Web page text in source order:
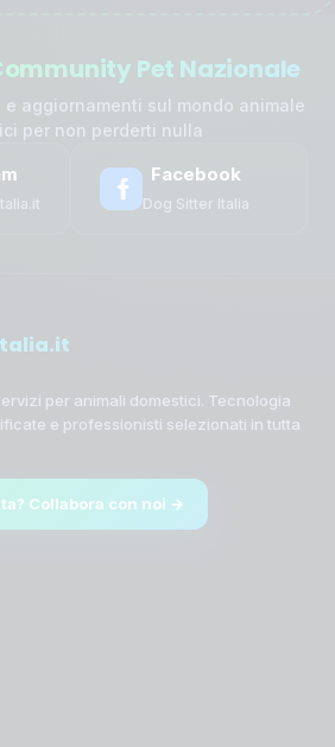
Pet Nazionale
aggiornamenti sul mondo animale
per non perderti nulla
Facebook
Dog Sitter Italia
per animali domestici. Tecnologia
e professionisti selezionati in tutta
Collabora con noi →